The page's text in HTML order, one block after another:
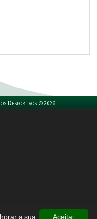
Desportivos ©2026
Aceitar
a sua